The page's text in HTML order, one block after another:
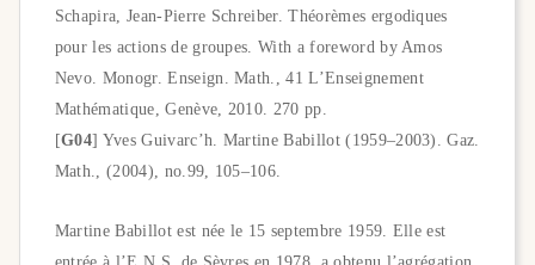
Schapira, Jean-Pierre Schreiber. Théorèmes ergodiques
pour les actions de groupes. With a foreword by Amos
Nevo. Monogr. Enseign. Math., 41 L’Enseignement
Mathématique, Genève, 2010. 270 pp.
[G04] Yves Guivarc’h. Martine Babillot (1959–2003). Gaz.
Math., (2004), no.99, 105–106.
Martine Babillot est née le 15 septembre 1959. Elle est